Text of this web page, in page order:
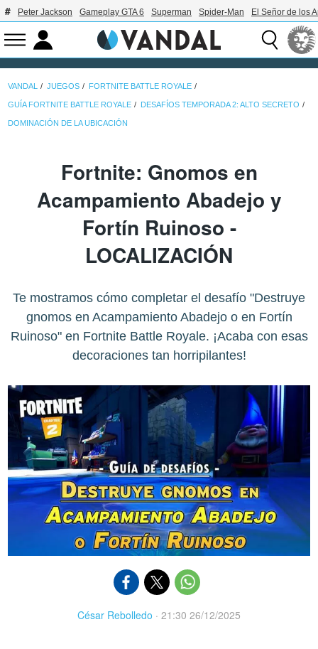
Peter Jackson Gameplay GTA 6 Superman Spider-Man El Señor de los
VANDAL JUEGOS FORTNITE BATTLE ROYALE
GUÍA FORTNITE BATTLE ROYALE DESAFÍOS TEMPORADA 2: ALTO SECRETO
DOMINACIÓN DE LA UBICACIÓN
Fortnite: Gnomos en
Acampamiento Abadejo y
Fortín Ruinoso -
LOCALIZACIÓN
Te mostramos cómo completar el desafío "Destruye
gnomos en Acampamiento Abadejo o en Fortín
Ruinoso" en Fortnite Battle Royale. ¡Acaba con esas
decoraciones tan horripilantes!
César Rebolledo · 21:30 26/12/2025